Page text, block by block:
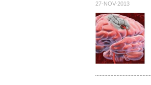
27-NOV-2013